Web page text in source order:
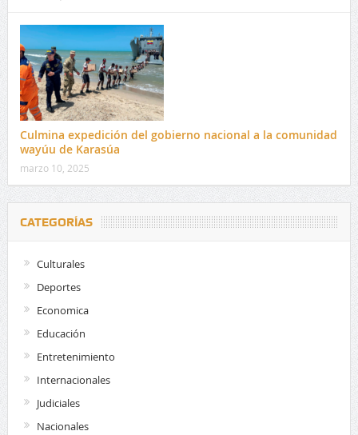
Culmina expedición del gobierno nacional a la comunidad
wayúu de Karasúa
marzo 10, 2025
CATEGORÍAS
Culturales
Deportes
Economica
Educación
Entretenimiento
Internacionales
Judiciales
Nacionales